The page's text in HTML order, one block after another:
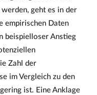
geht es in der
empirischen Daten
beispielloser Anstieg
Zahl der
im Vergleich zu den
ist. Eine Anklage